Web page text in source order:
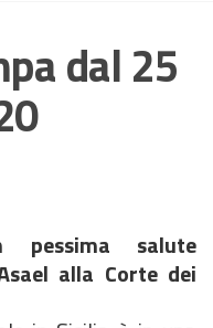
dal 25
salute
alla Corte dei